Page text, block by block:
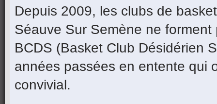
Depuis 2009, les clubs de
Séauve Sur Semène ne
BCDS (Basket Club Désidérien
années passées en entente qui
convivial.